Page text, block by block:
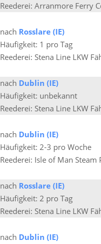
Reederei: Arranmore Ferry
nach Rosslare (IE)
Häufigkeit: 1 pro Tag
Reederei: Stena Line LKW
nach Dublin (IE)
Häufigkeit: unbekannt
Reederei: Stena Line LKW
nach Dublin (IE)
Häufigkeit: 2-3 pro Woche
Reederei: Isle of Man Steam
nach Rosslare (IE)
Häufigkeit: 2 pro Tag
Reederei: Stena Line LKW
nach Dublin (IE)